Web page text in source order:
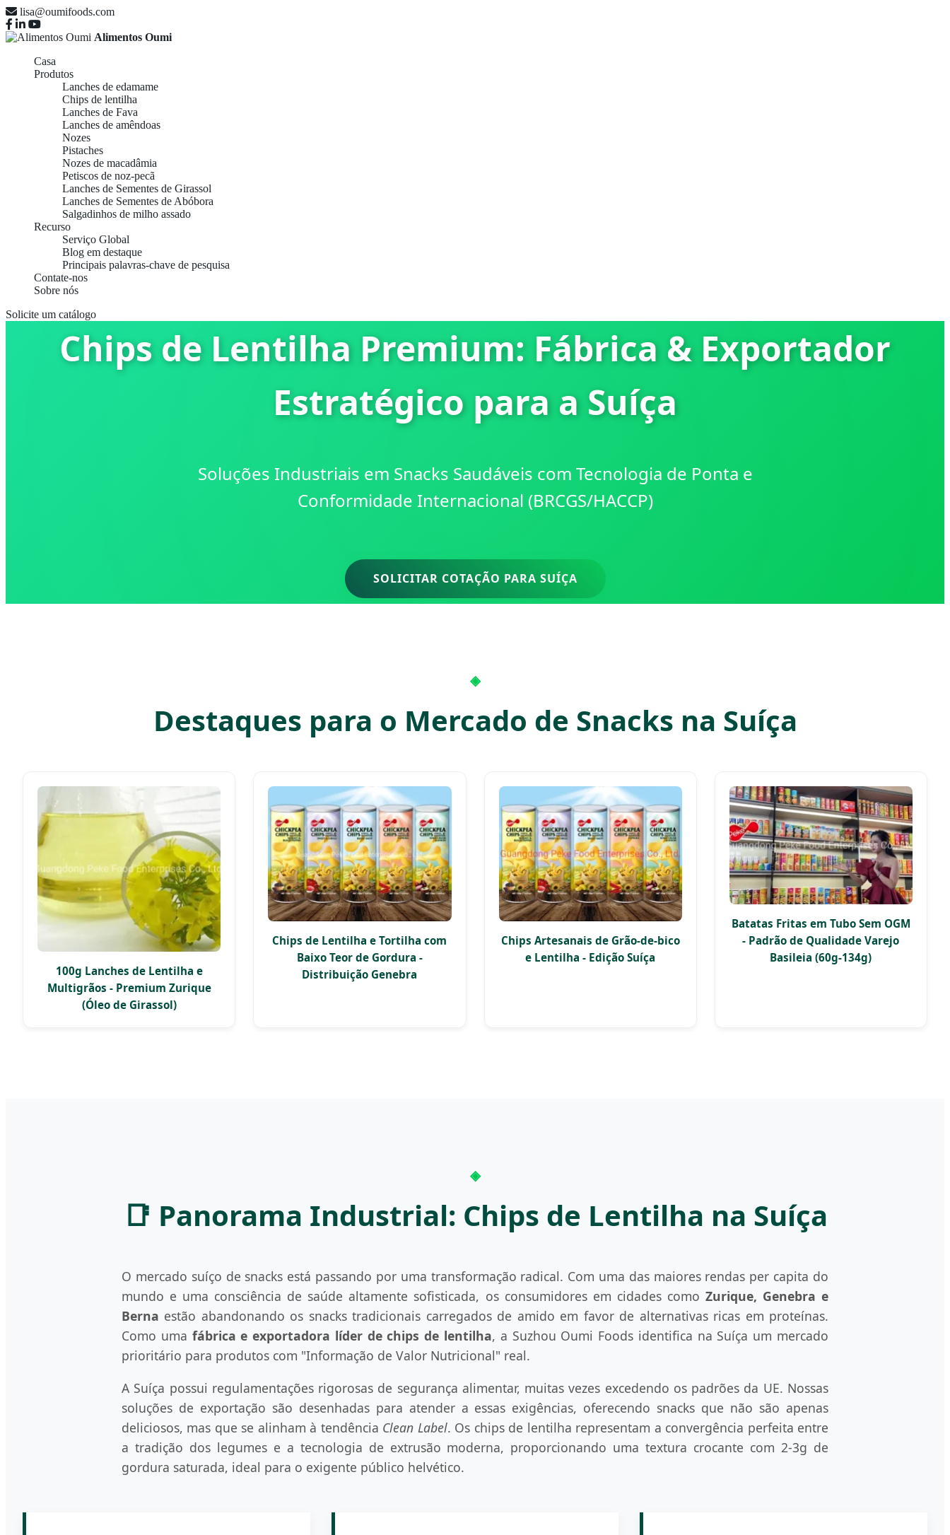
lisa@oumifoods.com
Alimentos Oumi
Casa
Produtos
Lanches de edamame
Chips de lentilha
Lanches de Fava
Lanches de amêndoas
Nozes
Pistaches
Nozes de macadâmia
Petiscos de noz-pecã
Lanches de Sementes de Girassol
Lanches de Sementes de Abóbora
Salgadinhos de milho assado
Recurso
Serviço Global
Blog em destaque
Principais palavras-chave de pesquisa
Contate-nos
Sobre nós
Solicite um catálogo
Chips de Lentilha Premium: Fábrica & Exportador
Estratégico para a Suíça
Soluções Industriais em Snacks Saudáveis com Tecnologia de Ponta e
Conformidade Internacional (BRCGS/HACCP)
SOLICITAR COTAÇÃO PARA SUÍÇA
Destaques para o Mercado de Snacks na Suíça
100g Lanches de Lentilha e
Multigrãos - Premium Zurique
(Óleo de Girassol)
Chips de Lentilha e Tortilha com
Baixo Teor de Gordura -
Distribuição Genebra
Chips Artesanais de Grão-de-bico
e Lentilha - Edição Suíça
Batatas Fritas em Tubo Sem OGM
- Padrão de Qualidade Varejo
Basileia (60g-134g)
📑 Panorama Industrial: Chips de Lentilha na Suíça
O mercado suíço de snacks está passando por uma transformação radical. Com uma das maiores rendas per capita do
mundo e uma consciência de saúde altamente sofisticada, os consumidores em cidades como Zurique, Genebra e
Berna estão abandonando os snacks tradicionais carregados de amido em favor de alternativas ricas em proteínas.
Como uma fábrica e exportadora líder de chips de lentilha, a Suzhou Oumi Foods identifica na Suíça um mercado
prioritário para produtos com "Informação de Valor Nutricional" real.
A Suíça possui regulamentações rigorosas de segurança alimentar, muitas vezes excedendo os padrões da UE. Nossas
soluções de exportação são desenhadas para atender a essas exigências, oferecendo snacks que não são apenas
deliciosos, mas que se alinham à tendência Clean Label. Os chips de lentilha representam a convergência perfeita entre
a tradição dos legumes e a tecnologia de extrusão moderna, proporcionando uma textura crocante com 2-3g de
gordura saturada, ideal para o exigente público helvético.